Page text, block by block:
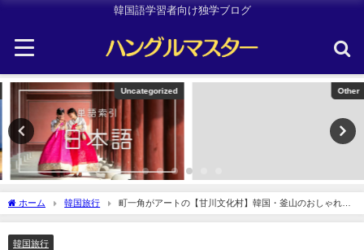
韓国語学習者向け独学ブログ
Uncategorized Other
ホーム 韓国旅行
町一角がアートの【甘川文化村】韓国・釜山のおしゃれス
ポット！
韓国旅行